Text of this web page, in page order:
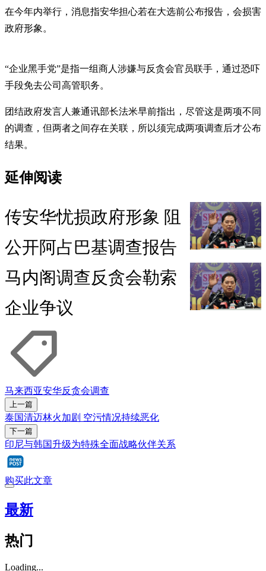
在今年内举行，消息指安华担心若在大选前公布报告，会损害
政府形象。
“企业黑手党”是指一组商人涉嫌与反贪会官员联手，通过恐吓
手段免去公司高管职务。
团结政府发言人兼通讯部长法米早前指出，尽管这是两项不同
的调查，但两者之间存在关联，所以须完成两项调查后才公布
结果。
延伸阅读
传安华忧损政府形象 阻
公开阿占巴基调查报告
马内阁调查反贪会勒索
企业争议
马来西亚安华反贪会调查
上一篇
泰国清迈林火加剧 空污情况持续恶化
下一篇
印尼与韩国升级为特殊全面战略伙伴关系
购买此文章
最新
热门
Loading...